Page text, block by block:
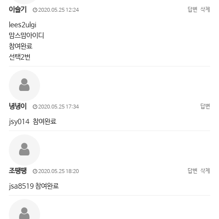
이슬기 2020.05.25 12:24 답변 삭제
lees2ulgi
맘스맘아이디
참여완료
선택2번
녕녕이 2020.05.25 17:34 답변
jsy014 참여완료
조땡땡 2020.05.25 18:20 답변 삭제
jsa8519 참여완료